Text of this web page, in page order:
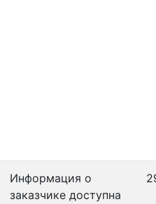
Информация о
заказчике доступна